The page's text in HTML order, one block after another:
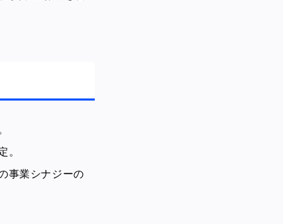
。
事業シナジーの